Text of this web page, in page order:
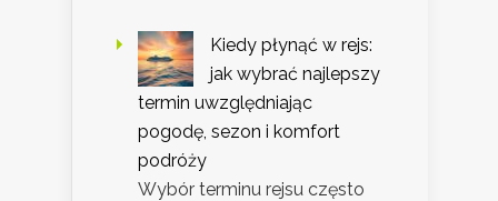
Kiedy płynąć w rejs:
jak wybrać najlepszy
termin uwzględniając
pogodę, sezon i komfort
podróży
Wybór terminu rejsu często